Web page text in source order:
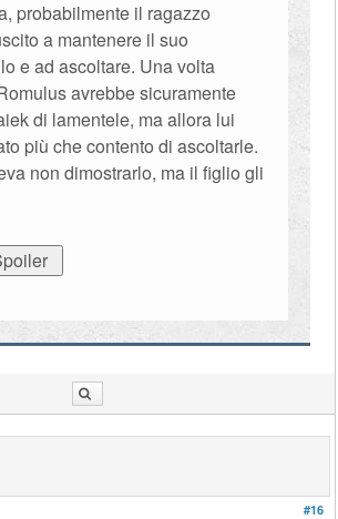
probabilmente il ragazzo
a mantenere il suo
e ad ascoltare. Una volta
avrebbe sicuramente
di lamentele, ma allora lui
più che contento di ascoltarle.
non dimostrarlo, ma il figlio gli
#16